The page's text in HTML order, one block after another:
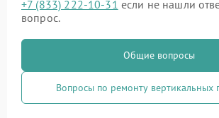
+7 (833) 222-10-31 если не нашли
вопрос.
Общие вопросы
Вопросы по ремонту вертикальных